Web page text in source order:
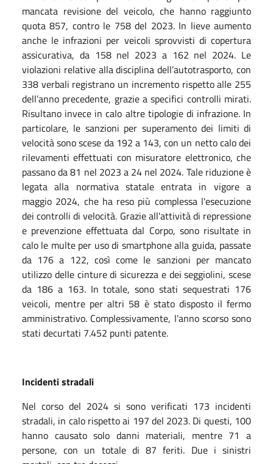
mancata revisione del veicolo, che hanno raggiunto
quota 857, contro le 758 del 2023. In lieve aumento
anche le infrazioni per veicoli sprovvisti di copertura
assicurativa, da 158 nel 2023 a 162 nel 2024. Le
violazioni relative alla disciplina dell’autotrasporto, con
338 verbali registrano un incremento rispetto alle 255
dell’anno precedente, grazie a specifici controlli mirati.
Risultano invece in calo altre tipologie di infrazione. In
particolare, le sanzioni per superamento dei limiti di
velocità sono scese da 192 a 143, con un netto calo dei
rilevamenti effettuati con misuratore elettronico, che
passano da 81 nel 2023 a 24 nel 2024. Tale riduzione è
legata alla normativa statale entrata in vigore a
maggio 2024, che ha reso più complessa l'esecuzione
dei controlli di velocità. Grazie all'attività di repressione
e prevenzione effettuata dal Corpo, sono risultate in
calo le multe per uso di smartphone alla guida, passate
da 176 a 122, così come le sanzioni per mancato
utilizzo delle cinture di sicurezza e dei seggiolini, scese
da 186 a 163. In totale, sono stati sequestrati 176
veicoli, mentre per altri 58 è stato disposto il fermo
amministrativo. Complessivamente, l'anno scorso sono
stati decurtati 7.452 punti patente.
Incidenti stradali
Nel corso del 2024 si sono verificati 173 incidenti
stradali, in calo rispetto ai 197 del 2023. Di questi, 100
hanno causato solo danni materiali, mentre 71 a
persone, con un totale di 87 feriti. Due i sinistri